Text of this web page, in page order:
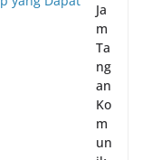
Ja
m
Ta
ng
an
Ko
m
un